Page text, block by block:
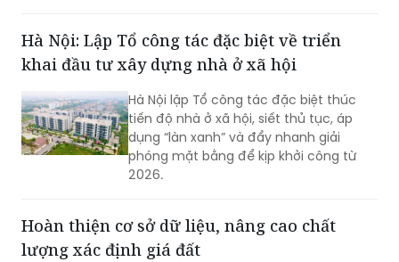
dụng đất, bảo đảm quyền và lợi ích
hợp pháp của người dân, doanh nghiệp.
Hà Nội: Lập Tổ công tác đặc biệt về triển
khai đầu tư xây dựng nhà ở xã hội
Hà Nội lập Tổ công tác đặc biệt thúc
tiến độ nhà ở xã hội, siết thủ tục, áp
dụng “làn xanh” và đẩy nhanh giải
phóng mặt bằng để kịp khởi công từ
2026.
Hoàn thiện cơ sở dữ liệu, nâng cao chất
lượng xác định giá đất